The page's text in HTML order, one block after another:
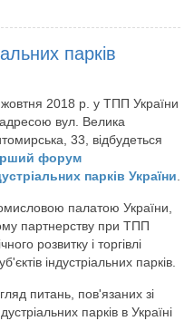
парків
2018 р. у ТПП України
вул. Велика
33, відбудеться
форум
парків України
палатою України,
партнерству при ТПП
розвитку і торгівлі
індустріальних парків.
питань, пов'язаних зі
парків в Україні